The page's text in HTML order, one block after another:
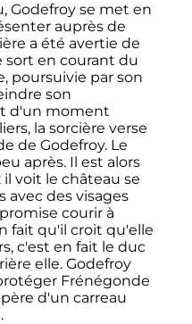
Godefroy se met en
auprès de
a été avertie de
sort en courant du
poursuivie par son
son
d'un moment
la sorcière verse
de Godefroy. Le
après. Il est alors
: il voit le château se
avec des visages
courir à
fait qu'il croit qu'elle
c'est en fait le duc
elle. Godefroy
Frénégonde
d'un carreau